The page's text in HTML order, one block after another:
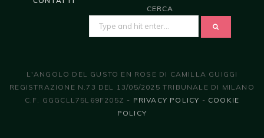
CERCA
L'ANGOLO DEL GUSTO EN ROSE DI CAMILLA GUIGGI
REGISTRAZIONE N.73 DEL 13/05/2025 TRIBUNALE DI MILANO
C.F. GGGCLL75L69F205Z - PRIVACY POLICY - COOKIE
POLICY